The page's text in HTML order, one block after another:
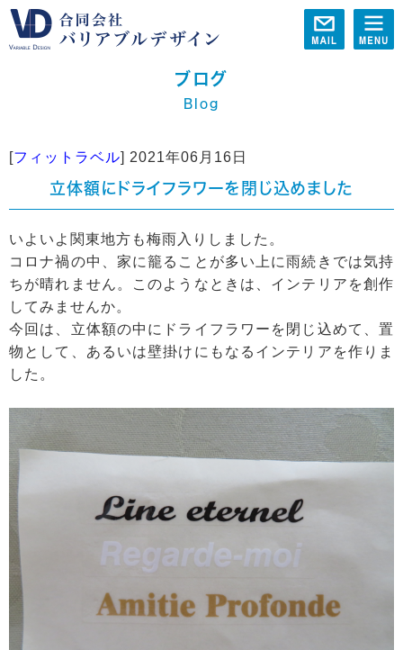
ブログ
Blog
[フィットラベル] 2021年06月16日
立体額にドライフラワーを閉じ込めました
いよいよ関東地方も梅雨入りしました。
コロナ禍の中、家に籠ることが多い上に雨続きでは気持
ちが晴れません。このようなときは、インテリアを創作
してみませんか。
今回は、立体額の中にドライフラワーを閉じ込めて、置
物として、あるいは壁掛けにもなるインテリアを作りま
した。